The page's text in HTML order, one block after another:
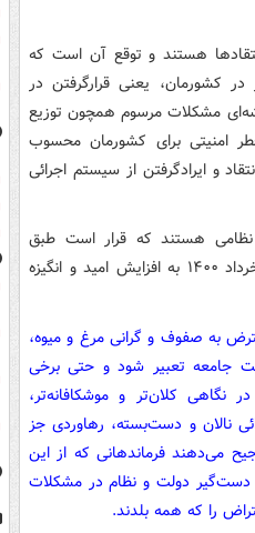
هستند و توقع آن است که
کشورمان، یعنی قرارگرفتن در
مشکلات مرسوم همچون توزیع
امنیتی برای کشورمان محسوب
و ایرادگرفتن از سیستم اجرائی
نظامی هستند که قرار است طبق
تبلیغات و وعده‌ها، حضور و احتمالا انتخابشان در آوردگاه خرداد ۱۴۰۰ به افزایش امید و انگیزه
به صفوف و گرانی مرغ و میوه،
جامعه تعبیر شود و حتی برخی
نگاهی کلان‌تر و موشکافانه‌تر،
نالان و دست‌بسته، رهاوردی جز
می‌دهند فرماندهانی که از این
دست‌گیر دولت و نظام در مشکلات
را که همه بلدند.